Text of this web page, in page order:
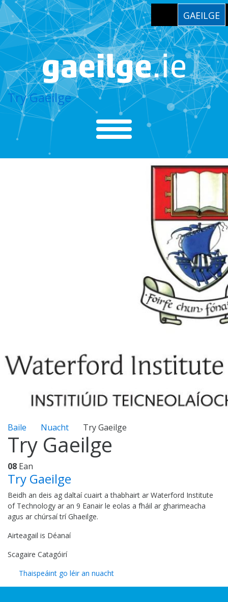
GAEILGE
Try Gaeilge
Baile Nuacht Try Gaeilge
Try Gaeilge
08 Ean
Try Gaeilge
Beidh an deis ag daltaí cuairt a thabhairt ar Waterford Institute
of Technology ar an 9 Eanair le eolas a fháil ar gharimeacha
agus ar chúrsaí trí Ghaeilge.
Airteagail is Déanaí
Scagaire Catagóirí
Thaispeáint go léir an nuacht